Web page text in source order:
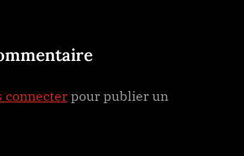
connecter pour publier un